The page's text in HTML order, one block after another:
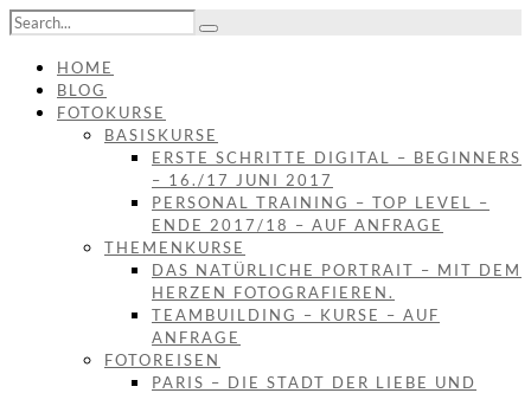
HOME
BLOG
FOTOKURSE
BASISKURSE
ERSTE SCHRITTE DIGITAL – BEGINNERS
– 16./17 JUNI 2017
PERSONAL TRAINING – TOP LEVEL –
ENDE 2017/18 – AUF ANFRAGE
THEMENKURSE
DAS NATÜRLICHE PORTRAIT – MIT DEM
HERZEN FOTOGRAFIEREN.
TEAMBUILDING – KURSE – AUF
ANFRAGE
FOTOREISEN
PARIS – DIE STADT DER LIEBE UND